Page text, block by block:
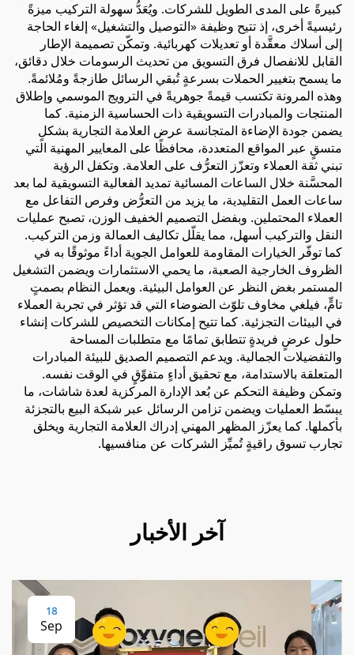
كبيرةً على المدى الطويل للشركات. ويُعَدُّ سهولة التركيب ميزةً
رئيسيةً أخرى، إذ تتيح وظيفة «التوصيل والتشغيل» إلغاء الحاجة
إلى أسلاك معقَّدة أو تعديلات كهربائية. وتمكّن تصميمة الإطار
القابل للانفصال فرق التسويق من تحديث الرسومات خلال دقائق،
ما يسمح بتغيير الحملات بسرعةٍ تُبقي الرسائل طازجةً ومُلائمةً.
وهذه المرونة تكتسب قيمةً جوهريةً في الترويج الموسمي وإطلاق
المنتجات والمبادرات التسويقية ذات الحساسية الزمنية. كما
يضمن جودة الإضاءة المتجانسة عرض العلامة التجارية بشكلٍ
متسقٍ عبر المواقع المتعددة، محافظًا على المعايير المهنية التي
تبني ثقة العملاء وتعزّز التعرُّف على العلامة. وتكفل الرؤية
المحسَّنة خلال الساعات المسائية تمديد الفعالية التسويقية لما بعد
ساعات العمل التقليدية، ما يزيد من التعرُّض وفرص التفاعل مع
العملاء المحتملين. وبفضل التصميم الخفيف الوزن، تصبح عمليات
النقل والتركيب أسهل، مما يقلّل تكاليف العمالة وزمن التركيب.
كما توفّر الخيارات المقاومة للعوامل الجوية أداءً موثوقًا به في
الظروف الخارجية الصعبة، ما يحمي الاستثمارات ويضمن التشغيل
المستمر بغض النظر عن العوامل البيئية. ويعمل النظام بصمتٍ
تامٍّ، فيلغي مخاوف تلوّث الضوضاء التي قد تؤثر في تجربة العملاء
في البيئات التجزئية. كما تتيح إمكانات التخصيص للشركات إنشاء
حلول عرضٍ فريدةٍ تتطابق تمامًا مع متطلبات المساحة
والتفضيلات الجمالية. ويدعم التصميم الصديق للبيئة المبادرات
المتعلقة بالاستدامة، مع تحقيق أداءٍ متفوِّقٍ في الوقت نفسه.
وتمكن وظيفة التحكم عن بُعد الإدارة المركزية لعدة شاشات، ما
يبسّط العمليات ويضمن تزامن الرسائل عبر شبكة البيع بالتجزئة
بأكملها. كما يعزّز المظهر المهني إدراك العلامة التجارية ويخلق
تجارب تسوق راقيةٍ تُميِّز الشركات عن منافسيها.
آخر الأخبار
18
Sep